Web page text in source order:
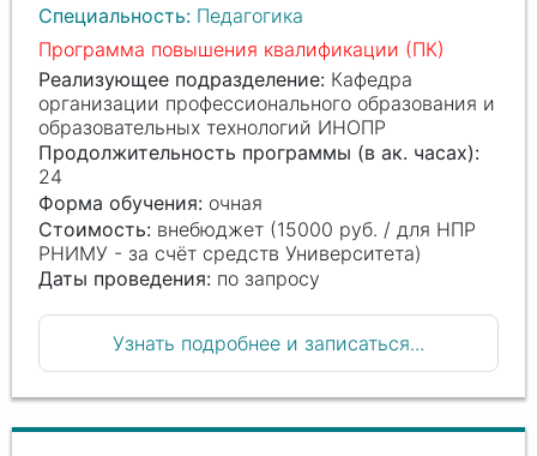
Специальность: Педагогика
Программа повышения квалификации (ПК)
Реализующее подразделение: Кафедра
организации профессионального образования и
образовательных технологий ИНОПР
Продолжительность программы (в ак. часах):
24
Форма обучения: очная
Стоимость: внебюджет (15000 руб. / для НПР
РНИМУ - за счёт средств Университета)
Даты проведения: по запросу
Узнать подробнее и записаться...